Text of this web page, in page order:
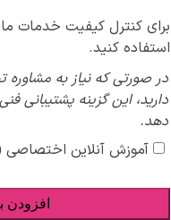
برای کنترل کیفیت خدمات ما
استفاده کنید.
در صورتی که نیاز به
دارید، این گزینه پشتیبانی فنی
دهد.
آموزش آنلاین اختصاصی
افزودن